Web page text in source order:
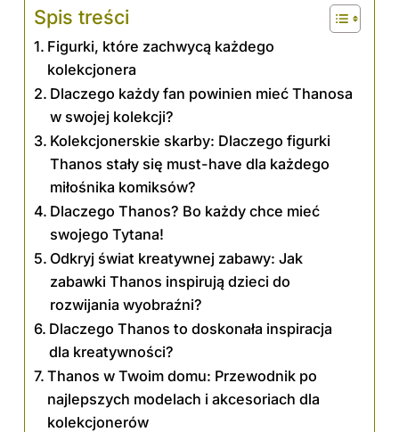
Spis treści
Figurki, które zachwycą każdego
kolekcjonera
Dlaczego każdy fan powinien mieć Thanosa
w swojej kolekcji?
Kolekcjonerskie skarby: Dlaczego figurki
Thanos stały się must-have dla każdego
miłośnika komiksów?
Dlaczego Thanos? Bo każdy chce mieć
swojego Tytana!
Odkryj świat kreatywnej zabawy: Jak
zabawki Thanos inspirują dzieci do
rozwijania wyobraźni?
Dlaczego Thanos to doskonała inspiracja
dla kreatywności?
Thanos w Twoim domu: Przewodnik po
najlepszych modelach i akcesoriach dla
kolekcjonerów